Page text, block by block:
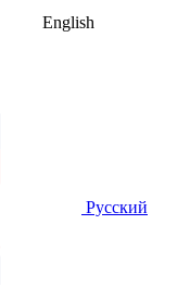
English
Русский